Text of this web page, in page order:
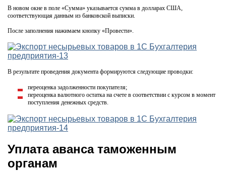
В новом окне в поле «Сумма» указывается сумма в долларах США,
соответствующая данным из банковской выписки.
После заполнения нажимаем кнопку «Провести».
В результате проведения документа формируются следующие проводки:
переоценка задолженности покупателя;
переоценка валютного остатка на счете в соответствии с курсом в момент
поступления денежных средств.
Уплата аванса таможенным
органам